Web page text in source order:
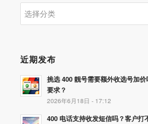
类
近期发布
挑选 400 靓号需要额外收选号加
要求？
2026年6月18日 - 17:12
400 电话支持收发短信吗？客户打